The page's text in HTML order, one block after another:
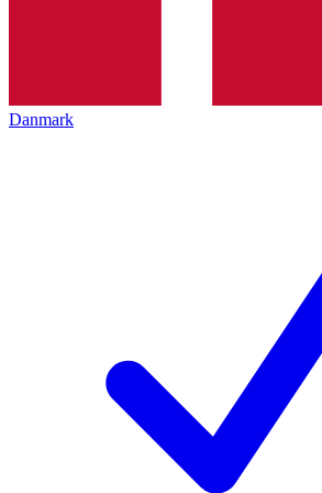
Danmark